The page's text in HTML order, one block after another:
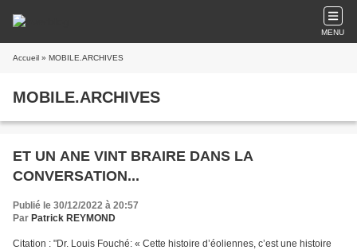
MENU
Accueil » MOBILE.ARCHIVES
MOBILE.ARCHIVES
ET UN ANE VINT BRAIRE DANS LA
CONVERSATION...
Publié le 30/12/2022 à 20:57
Par Patrick REYMOND
Citation : "Dr. Louis Fouché: « Cette histoire d’éoliennes, c’est une histoire